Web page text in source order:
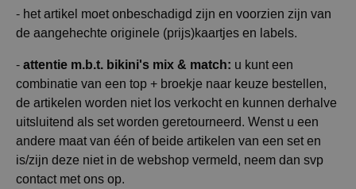
- het artikel moet onbeschadigd zijn en voorzien zijn van
de aangehechte originele (prijs)kaartjes en labels.
-attentie m.b.t. bikini's mix & match: u kunt een
combinatie van een top + broekje naar keuze bestellen,
de artikelen worden niet los verkocht en kunnen derhalve
uitsluitend als set worden geretourneerd. Wenst u een
andere maat van één of beide artikelen van een set en
is/zijn deze niet in de webshop vermeld, neem dan svp
contact met ons op.